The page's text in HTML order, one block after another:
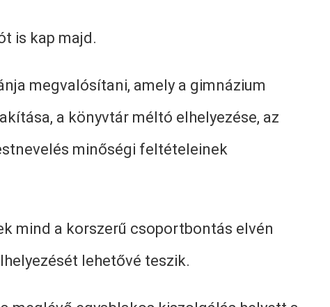
is kap majd.
megvalósítani, amely a gimnázium
a könyvtár méltó elhelyezése, az
minőségi feltételeinek
mind a korszerű csoportbontás elvén
lehetővé teszik.